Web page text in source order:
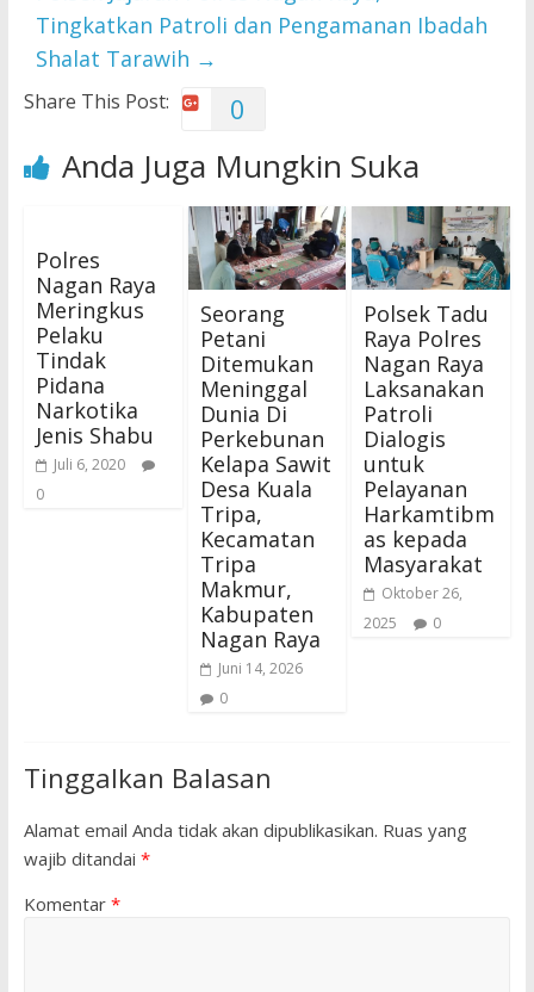
Tingkatkan Patroli dan Pengamanan Ibadah
Shalat Tarawih →
Share This Post: 0
Anda Juga Mungkin Suka
Polres
Nagan Raya
Meringkus
Pelaku
Tindak
Pidana
Narkotika
Jenis Shabu
Juli 6, 2020
0
Seorang
Petani
Ditemukan
Meninggal
Dunia Di
Perkebunan
Kelapa Sawit
Desa Kuala
Tripa,
Kecamatan
Tripa
Makmur,
Kabupaten
Nagan Raya
Juni 14, 2026
0
Polsek Tadu
Raya Polres
Nagan Raya
Laksanakan
Patroli
Dialogis
untuk
Pelayanan
Harkamtibm
as kepada
Masyarakat
Oktober 26,
2025
0
Tinggalkan Balasan
Alamat email Anda tidak akan dipublikasikan. Ruas yang
wajib ditandai *
Komentar *